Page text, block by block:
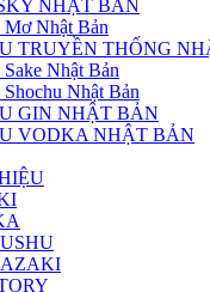
NHẬT BẢN
Mơ Nhật Bản
TRUYỀN THỐNG
Nhật Bản
Nhật Bản
GIN NHẬT BẢN
VODKA NHẬT BẢN